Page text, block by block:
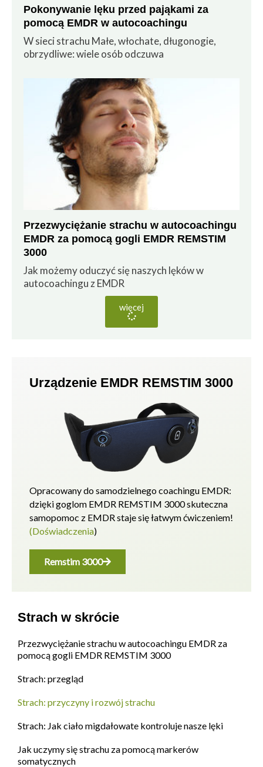
Pokonywanie lęku przed pająkami za
pomocą EMDR w autocoachingu
W sieci strachu Małe, włochate, długonogie,
obrzydliwe: wiele osób odczuwa
Przezwyciężanie strachu w autocoachingu
EMDR za pomocą gogli EMDR REMSTIM
3000
Jak możemy oduczyć się naszych lęków w
autocoachingu z EMDR
więcej
Urządzenie EMDR REMSTIM 3000
Opracowany do samodzielnego coachingu EMDR:
dzięki goglom EMDR REMSTIM 3000 skuteczna
samopomoc z EMDR staje się łatwym ćwiczeniem!
(Doświadczenia)
Remstim 3000
Strach w skrócie
Przezwyciężanie strachu w autocoachingu EMDR za
pomocą gogli EMDR REMSTIM 3000
Strach: przegląd
Strach: przyczyny i rozwój strachu
Strach: Jak ciało migdałowate kontroluje nasze lęki
Jak uczymy się strachu za pomocą markerów
somatycznych